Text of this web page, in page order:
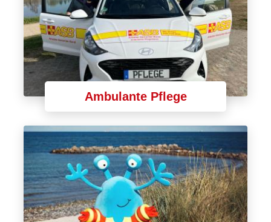
Ambulante Pflege